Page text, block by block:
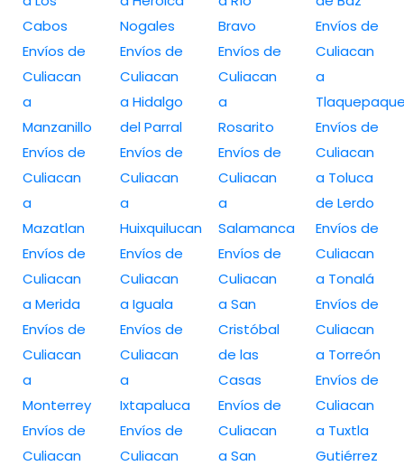
Cabos
Envíos de
Culiacan
a
Manzanillo
Envíos de
Culiacan
a
Mazatlan
Envíos de
Culiacan
a Merida
Envíos de
Culiacan
a
Monterrey
Envíos de
Culiacan
Nogales
Envíos de
Culiacan
a Hidalgo
del Parral
Envíos de
Culiacan
a
Huixquilucan
Envíos de
Culiacan
a Iguala
Envíos de
Culiacan
a
Ixtapaluca
Envíos de
Culiacan
Bravo
Envíos de
Culiacan
a
Rosarito
Envíos de
Culiacan
a
Salamanca
Envíos de
Culiacan
a San
Cristóbal
de las
Casas
Envíos de
Culiacan
a San
Envíos de
Culiacan
a
Envíos de
Culiacan
a Toluca
de Lerdo
Envíos de
Culiacan
a Tonalá
Envíos de
Culiacan
a Torreón
Envíos de
Culiacan
a Tuxtla
Gutiérrez